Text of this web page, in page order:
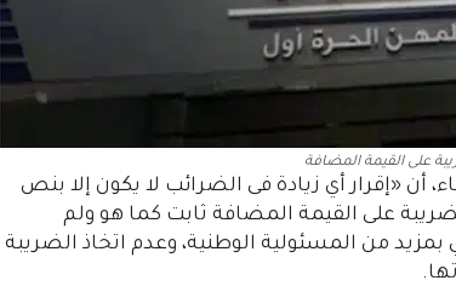
على القيمة المضافة
أن «إقرار أي زيادة فى الضرائب لا يكون إلا بنص
على القيمة المضافة ثابت كما هو ولم
من المسئولية الوطنية، وعدم اتخاذ الضريبة